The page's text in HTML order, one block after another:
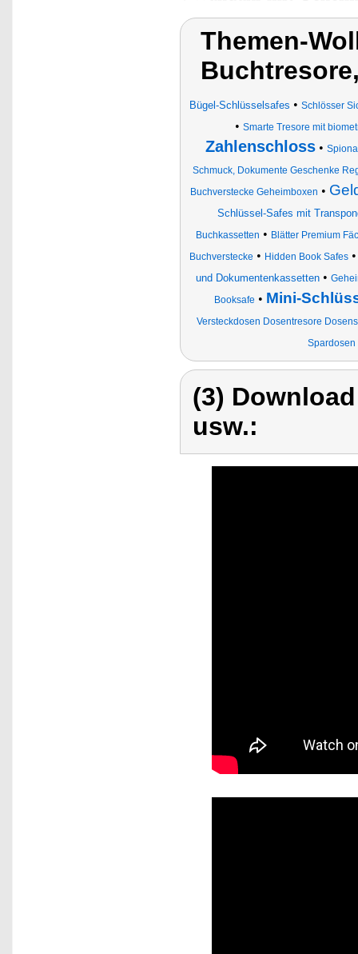
Themen-
Bügel-Schlüsselsafes • Schlösser
• Smarte Tresore mit
Zahlenschloss•
Schmuck, Dokumente Geschenke
Buchverstecke Geheimboxen •
Schlüssel-Safes mit
Buchkassetten • Blätter Premium
Buchverstecke • Hidden Book Safes
und Dokumentenkassetten •
Booksafe • Mini-
Versteckdosen Dosentresore
Spardosen
(3)
usw.: